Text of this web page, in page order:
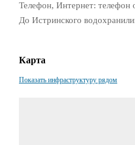
Телефон, Интернет: телефон
До Истринского
Карта
Показать инфраструктуру рядом